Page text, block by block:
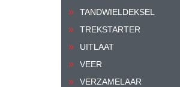
TANDWIELDEKSEL
TREKSTARTER
UITLAAT
VEER
VERZAMELAAR